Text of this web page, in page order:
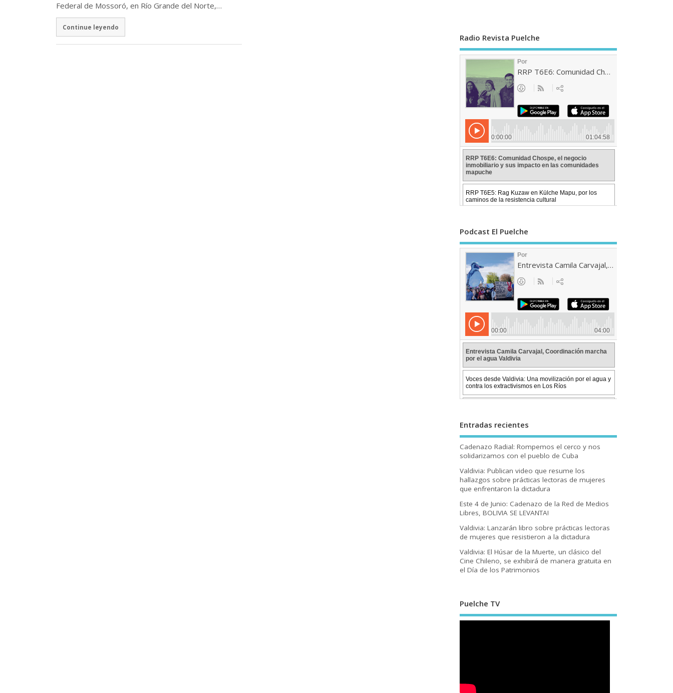
Federal de Mossoró, en Río Grande del Norte,…
Continue leyendo
Radio Revista Puelche
Podcast El Puelche
Entradas recientes
Cadenazo Radial: Rompemos el cerco y nos
solidarizamos con el pueblo de Cuba
Valdivia: Publican video que resume los
hallazgos sobre prácticas lectoras de mujeres
que enfrentaron la dictadura
Este 4 de Junio: Cadenazo de la Red de Medios
Libres, BOLIVIA SE LEVANTA!
Valdivia: Lanzarán libro sobre prácticas lectoras
de mujeres que resistieron a la dictadura
Valdivia: El Húsar de la Muerte, un clásico del
Cine Chileno, se exhibirá de manera gratuita en
el Día de los Patrimonios
Puelche TV